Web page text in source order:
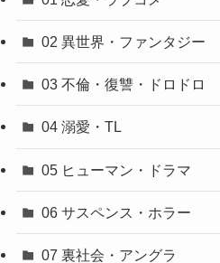
02 異世界・ファンタジー
03 不倫・復讐・ドロドロ
04 溺愛・TL
05 ヒューマン・ドラマ
06 サスペンス・ホラー
07 裏社会・アングラ